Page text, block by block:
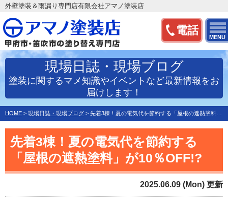
電話
MENU
外壁塗装＆雨漏り専門店有限会社アマノ塗装店
現場日誌・現場ブログ
塗装に関するマメ知識やイベントなど最新情報をお
届けします！
HOME > 現場日誌・現場ブログ > 先着3棟！夏の電気代を節約する「屋根の遮熱塗料」が10％O…
先着3棟！夏の電気代を節約する
「屋根の遮熱塗料」が10％OFF!?
2025.06.09 (Mon) 更新